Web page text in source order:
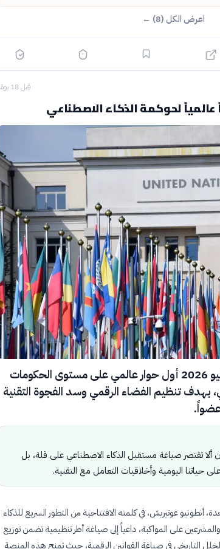
اعرض الكل (8) ←
قبل 18 يومًا
لحوكمة الذكاء الاصطناعي
أطلقت الأمم المتحدة في 6 يوليو 2026 أول حوار عالمي على مستوى الحكومات
بهدف تنظيم الفضاء الرقمي وسد الفجوة التقنية
تقتصر صياغة مستقبل الذكاء الاصطناعي على قلة، بل
حياتنا اليومية وأخلاقيات التعامل مع التقنية.
أنطونيو غوتيريش، في كلمته الافتتاحية من التطور السريع للذكاء
على المواكبة، داعياً إلى صياغة أطر تنظيمية تضمن توزيع
التاريخي في صياغة القوانين الرقمية، حيث تمنح هذه المنصة